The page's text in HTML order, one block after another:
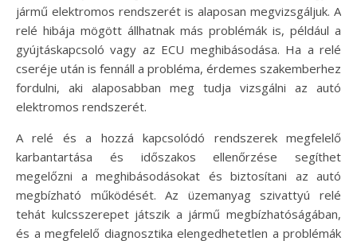
jármű elektromos rendszerét is alaposan megvizsgáljuk. A
relé hibája mögött állhatnak más problémák is, például a
gyújtáskapcsoló vagy az ECU meghibásodása. Ha a relé
cseréje után is fennáll a probléma, érdemes szakemberhez
fordulni, aki alaposabban meg tudja vizsgálni az autó
elektromos rendszerét.
A relé és a hozzá kapcsolódó rendszerek megfelelő
karbantartása és időszakos ellenőrzése segíthet
megelőzni a meghibásodásokat és biztosítani az autó
megbízható működését. Az üzemanyag szivattyú relé
tehát kulcsszerepet játszik a jármű megbízhatóságában,
és a megfelelő diagnosztika elengedhetetlen a problémák